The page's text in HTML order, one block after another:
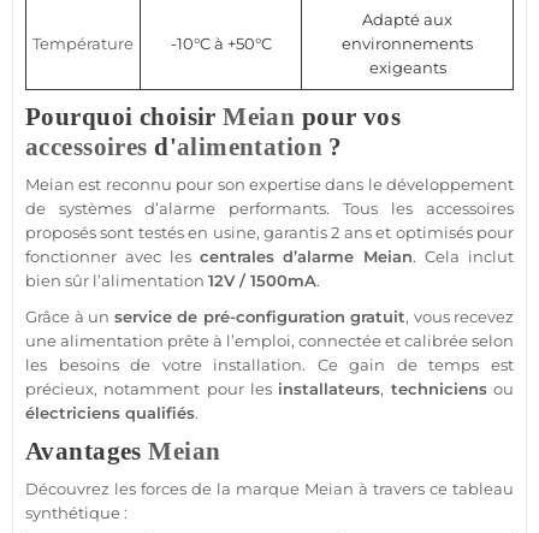
Température -10°C à +50°C
Adapté aux
environnements
exigeants
Pourquoi choisirMeian pour vos
accessoires d'alimentation ?
Meian est reconnu pour son expertise dans le développement
de systèmes d’alarme performants. Tous les accessoires
proposés sont testés en usine, garantis 2 ans et optimisés pour
fonctionner avec les centrales d’alarme Meian. Cela inclut
bien sûr l’alimentation 12V/ 1500mA.
Grâce à un service de pré-configuration gratuit, vous recevez
unealimentation prête à l’emploi, connectéeet calibrée selon
les besoins de votre installation. Ce gain de temps est
précieux, notamment pour les installateurs, techniciensou
électriciens qualifiés.
AvantagesMeian
Découvrez les forces de la marque Meian à travers ce tableau
synthétique :